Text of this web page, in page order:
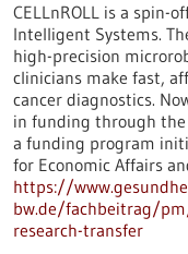
CELLnROLL is a spin-
Intelligent Systems.
high-precision
clinicians make fast,
cancer diagnostics.
in funding through the
a funding program
for Economic Affairs
https://
bw.de/fachbeitrag/
research-transfer